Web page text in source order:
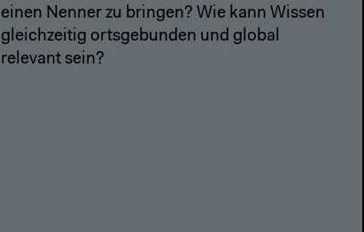
einen Nenner zu bringen? Wie kann Wissen
gleichzeitig ortsgebunden und global
relevant sein?